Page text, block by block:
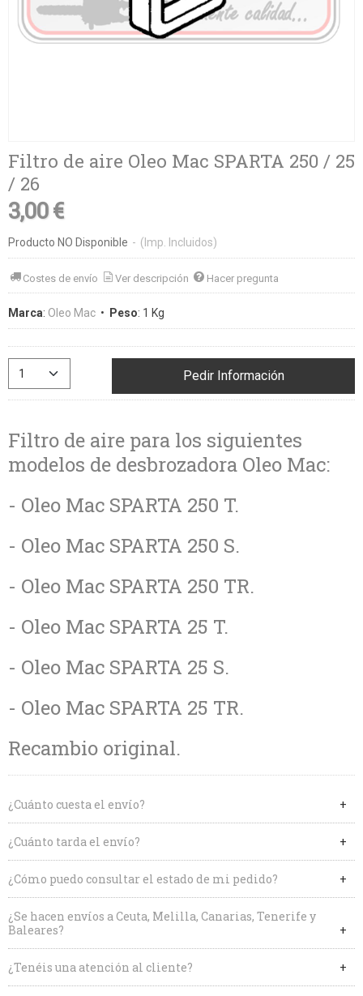
Filtro de aire Oleo Mac SPARTA 250 / 25
/ 26
3,00 €
Producto NO Disponible - (Imp. Incluidos)
Costes de envío Ver descripción Hacer pregunta
Marca: Oleo Mac • Peso: 1 Kg
Pedir Información
Filtro de aire para los siguientes
modelos de desbrozadora Oleo Mac:
- Oleo Mac SPARTA 250 T.
- Oleo Mac SPARTA 250 S.
- Oleo Mac SPARTA 250 TR.
- Oleo Mac SPARTA 25 T.
- Oleo Mac SPARTA 25 S.
- Oleo Mac SPARTA 25 TR.
Recambio original.
¿Cuánto cuesta el envío?
¿Cuánto tarda el envío?
¿Cómo puedo consultar el estado de mi pedido?
¿Se hacen envíos a Ceuta, Melilla, Canarias, Tenerife y
Baleares?
¿Tenéis una atención al cliente?